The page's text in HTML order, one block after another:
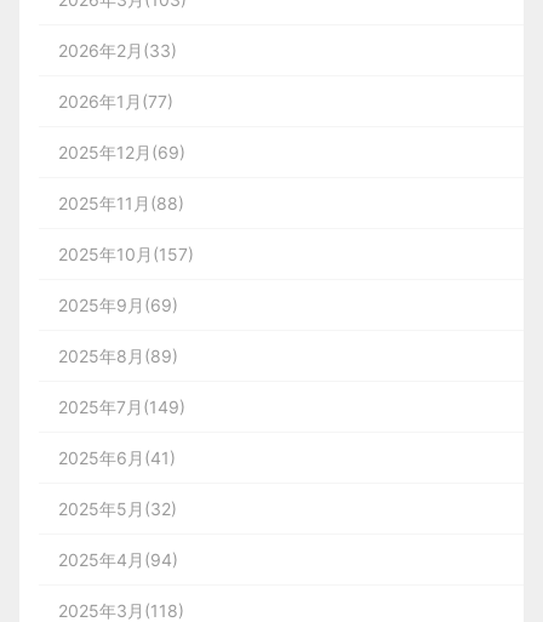
2026年2月(33)
2026年1月(77)
2025年12月(69)
2025年11月(88)
2025年10月(157)
2025年9月(69)
2025年8月(89)
2025年7月(149)
2025年6月(41)
2025年5月(32)
2025年4月(94)
2025年3月(118)